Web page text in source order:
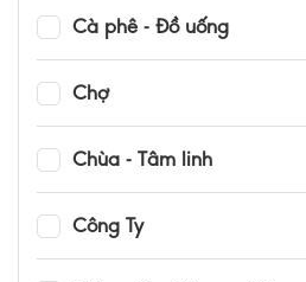
Cà phê - Đồ uống
Chợ
Chùa - Tâm linh
Công Ty